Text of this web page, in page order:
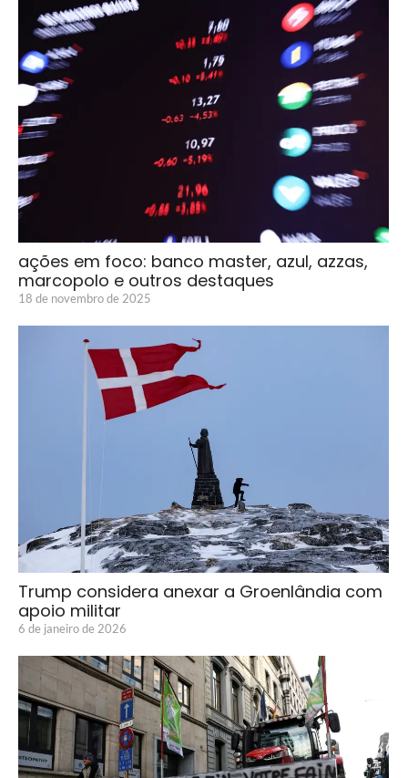
ações em foco: banco master, azul, azzas,
marcopolo e outros destaques
18 de novembro de 2025
Trump considera anexar a Groenlândia com
apoio militar
6 de janeiro de 2026